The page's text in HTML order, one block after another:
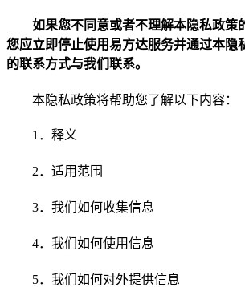
如果您不同意或者不理解本隐私政策
您应立即停止使用易方达服务并通过本隐
的联系方式与我们联系。
本隐私政策将帮助您了解以下内容：
1 ．释义
2．适用范围
3．我们如何收集信息
4．我们如何使用信息
5．我们如何对外提供信息